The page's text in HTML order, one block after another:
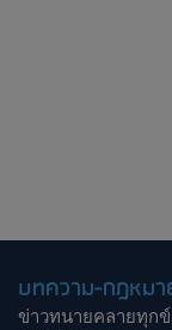
บทความ-กฎหม
ข่าวทนายคลายทุกข์